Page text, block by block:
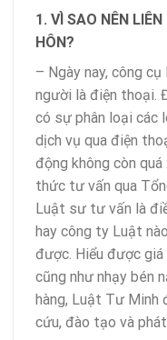
1. VÌ SAO NÊN
HÔN?
– Ngày nay, công
người là điện thoại.
có sự phân loại các
dịch vụ qua điện
động không còn
thức tư vấn qua
Luật sư tư vấn là
hay công ty Luật
được. Hiểu được
cũng như nhạy bén
hàng, Luật Tư Minh
cứu, đào tạo và